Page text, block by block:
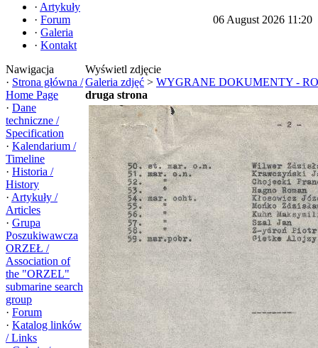
· Artykuły
· Forum
· Galeria
· Kontakt
06 August 2026 11:20
Nawigacja
· Strona główna /
Home Page
· Dane
techniczne /
Specification
· Kalendarium /
Timeline
· Historia /
History
· Artykuły /
Articles
· Grupa
Poszukiwawcza
ORZEŁ /
Association of
the "ORZEL"
submarine search
group
· Forum
· Katalog linków
/ Links
Wyświetl zdjęcie
Galeria zdjęć > WYGRANE DOKUMENTY -
druga strona